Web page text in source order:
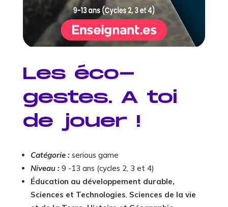
Les éco-
gestes. A toi
de jouer !
Catégorie :serious game
Niveau :9 -13 ans (cycles 2, 3 et 4)
Éducation au développement durable,
Sciences et Technologies, Sciences de la vie